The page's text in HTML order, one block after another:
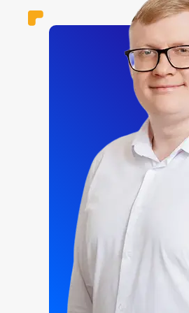
Пипетка (105 мм) - 2 шт.
Чашка Петри
Трубка Г-образная
газоотводная) - 1 шт.
Трубка Г-образная
газоотводная) - 1 шт.
Воронка с длинным
Мерный цилиндр (10 мл) -
Пробирка 16 см - 2 шт.
Колба коническая, 250
Стакан лабораторный
Стакан лабораторный
Стакан лабораторный
Пузырёк с крышкой 30
Пинцет - 1 шт.
Бумага для чистки линз -
Воронка пластиковая - 1